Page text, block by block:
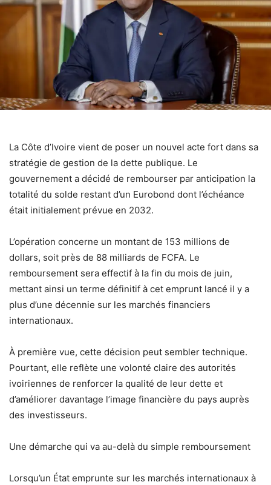
La Côte d’Ivoire vient de poser un nouvel acte fort dans sa
stratégie de gestion de la dette publique. Le
gouvernement a décidé de rembourser par anticipation la
totalité du solde restant d’un Eurobond dont l’échéance
était initialement prévue en 2032.
L’opération concerne un montant de 153 millions de
dollars, soit près de 88 milliards de FCFA. Le
remboursement sera effectif à la fin du mois de juin,
mettant ainsi un terme définitif à cet emprunt lancé il y a
plus d’une décennie sur les marchés financiers
internationaux.
À première vue, cette décision peut sembler technique.
Pourtant, elle reflète une volonté claire des autorités
ivoiriennes de renforcer la qualité de leur dette et
d’améliorer davantage l’image financière du pays auprès
des investisseurs.
Une démarche qui va au-delà du simple remboursement
Lorsqu’un État emprunte sur les marchés internationaux à